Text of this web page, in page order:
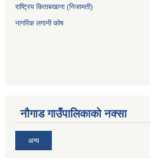
राष्ट्रिय किताबखाना (निजामती)
नागरिक लगानी कोष
नौगाड गाउँपालिकाको नक्सा
अन्य